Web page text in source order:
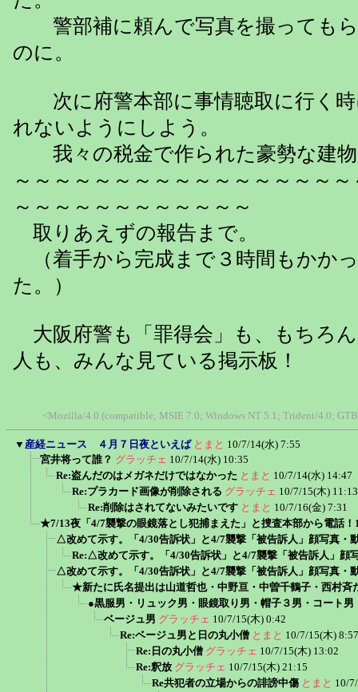
警部補に頼んで写真を撮っても
のに。
次に府警本部に事情聴取に行く時
れないようにしよう。
我々の税金で作られた豪勢な建物
～～～～～～～～～～～～～～～～
～～～～～～～～～～～～
取りあえずの報告まで。
（着手から完成まで３時間もかか
た。）
大阪府警も「罪得会」も、もちろ
人も、みんな見ている掲示板！
<Mozilla/4.0 (compatible; MSIE 7.0; Windows NT 5.1; Trident/4.0;
▼ 産経ニュース ４月７日夜といえば とまと 10/7/14(水) 7:55
宮井将って誰？ グラッチェ 10/7/14(水) 10:35
Re:盗んだのはメガネだけではなかった とまと 10/7/14(水) 14:47
Re:プラカード画像が削除される グラッチェ 10/7/15(木) 11:13
Re:削除はされてないみたいです とまと 10/7/16(金) 7:31
★7/13夜「4/7襲撃の眼鏡落とし犯捕まえた」と捜査本部から電話！
△改めて示す。「4/30告訴状」と4/7襲撃「被告訴人」顔写真・
Re:△改めて示す。「4/30告訴状」と4/7襲撃「被告訴人」顔
△改めて示す。「4/30告訴状」と4/7襲撃「被告訴人」顔写真・
★新たに氏名提出は山道哲也・中野亘・中曽千鶴子・西村斉
●黒服男・リュック男・眼鏡取り男・帽子３男・コート
ベージュ男 グラッチェ 10/7/15(木) 0:42
Re:ベージュ男と日の丸小僧 とまと 10/7/15(木) 8:57
Re:日の丸小僧 グラッチェ 10/7/15(木) 13:02
Re:釈放 グラッチェ 10/7/15(木) 21:15
Re共犯者の立場からの誹謗中傷 とまと 10/